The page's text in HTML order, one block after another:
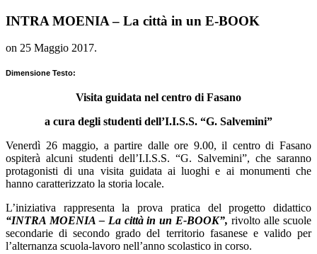
INTRA MOENIA – La città in un E-BOOK
on 25 Maggio 2017.
Dimensione Testo:
Visita guidata nel centro di Fasano
a cura degli studenti dell’I.I.S.S. “G. Salvemini”
Venerdì 26 maggio, a partire dalle ore 9.00, il centro di Fasano
ospiterà alcuni studenti dell’I.I.S.S. “G. Salvemini”, che saranno
protagonisti di una visita guidata ai luoghi e ai monumenti che
hanno caratterizzato la storia locale.
L’iniziativa rappresenta la prova pratica del progetto didattico
“INTRA MOENIA – La città in un E-BOOK”, rivolto alle scuole
secondarie di secondo grado del territorio fasanese e valido per
l’alternanza scuola-lavoro nell’anno scolastico in corso.